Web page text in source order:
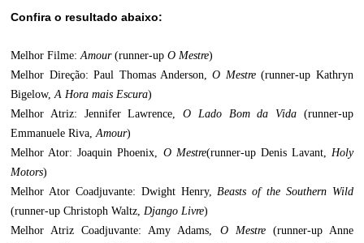
Confira o resultado abaixo:
Melhor Filme:Amour(runner-upO Mestre)
Melhor Direção: Paul Thomas Anderson,O Mestre(runner-up Kathryn
Bigelow,A Hora mais Escura)
Melhor Atriz: Jennifer Lawrence,O Lado Bom da Vida (runner-up
Emmanuele Riva,Amour)
Melhor Ator: Joaquin Phoenix, O Mestre(runner-up Denis Lavant, Holy
Motors)
Melhor Ator Coadjuvante: Dwight Henry,Beasts of the Southern Wild
(runner-up Christoph Waltz,Django Livre)
Melhor Atriz Coadjuvante: Amy Adams, O Mestre (runner-up Anne